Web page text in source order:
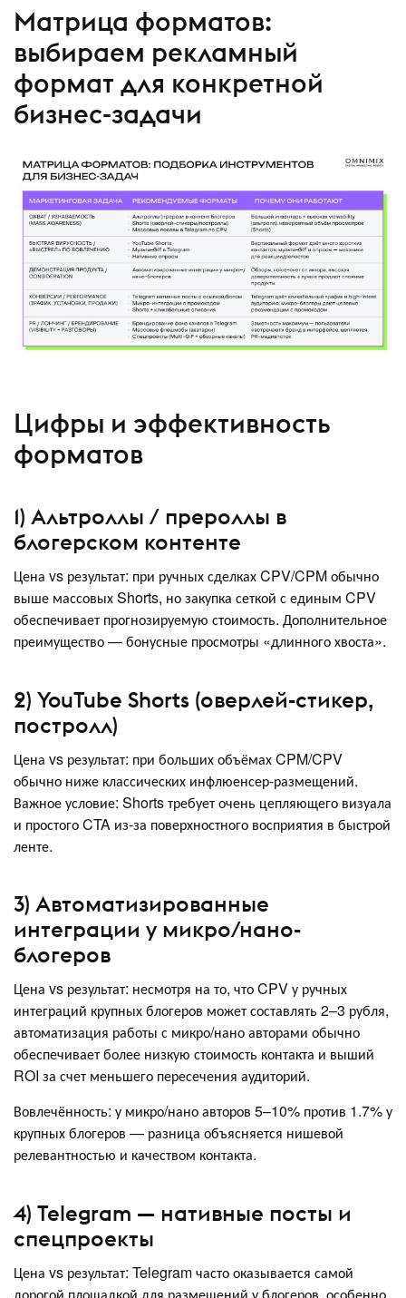
Матрица форматов:
выбираем рекламный
формат для конкретной
бизнес-задачи
Цифры и эффективность
форматов
1) Альтроллы / прероллы в
блогерском контенте
Цена vs результат: при ручных сделках CPV/CPM обычно
выше массовых Shorts, но закупка сеткой с единым CPV
обеспечивает прогнозируемую стоимость. Дополнительное
преимущество — бонусные просмотры «длинного хвоста».
2) YouTube Shorts (оверлей-стикер,
постролл)
Цена vs результат: при больших объёмах CPM/CPV
обычно ниже классических инфлюенсер-размещений.
Важное условие: Shorts требует очень цепляющего визуала
и простого CTA из-за поверхностного восприятия в быстрой
ленте.
3) Автоматизированные
интеграции у микро/нано-
блогеров
Цена vs результат: несмотря на то, что CPV у ручных
интеграций крупных блогеров может составлять 2–3 рубля,
автоматизация работы с микро/нано авторами обычно
обеспечивает более низкую стоимость контакта и выший
ROI за счет меньшего пересечения аудиторий.
Вовлечённость: у микро/нано авторов 5–10% против 1.7% у
крупных блогеров — разница объясняется нишевой
релевантностью и качеством контакта.
4) Telegram — нативные посты и
спецпроекты
Цена vs результат: Telegram часто оказывается самой